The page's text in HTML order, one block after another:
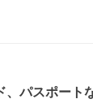
パスポー